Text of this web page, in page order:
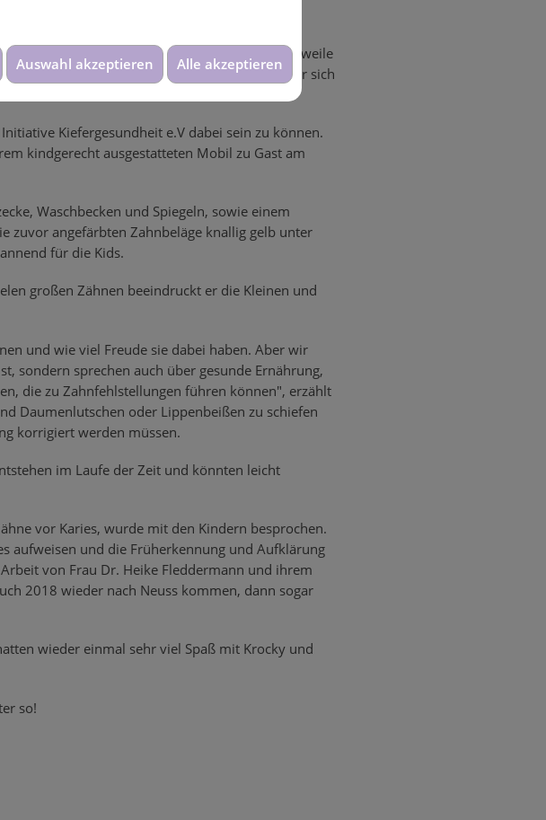
Auswahl akzeptieren Alle akzeptieren
Dr. Heike Fleddermann sind mittlerweile
schon oft darüber berichtet, wie sehr die Kinder sich
Kiefergesundheit e.V dabei sein zu können.
kindgerecht ausgestatteten Mobil zu Gast am
Waschbecken und Spiegeln, sowie einem
zuvor angefärbten Zahnbeläge knallig gelb unter
für die Kids.
großen Zähnen beeindruckt er die Kleinen und
und wie viel Freude sie dabei haben. Aber wir
sondern sprechen auch über gesunde Ernährung,
die zu Zahnfehlstellungen führen können", erzählt
Daumenlutschen oder Lippenbeißen zu schiefen
korrigiert werden müssen.
im Laufe der Zeit und könnten leicht
vor Karies, wurde mit den Kindern besprochen.
aufweisen und die Früherkennung und Aufklärung
von Frau Dr. Heike Fleddermann und ihrem
2018 wieder nach Neuss kommen, dann sogar
wieder einmal sehr viel Spaß mit Krocky und
so!